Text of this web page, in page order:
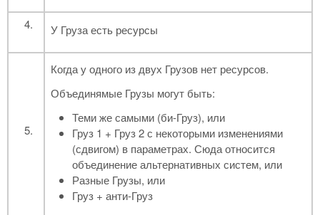
У Груза есть ресурсы
Когда у одного из двух Грузов нет ресурсов.
Объединямые Грузы могут быть:
Теми же самыми (би-Груз), или
Груз 1 + Груз 2 с некоторыми изменениями
(сдвигом) в параметрах. Сюда относится
объединение альтернативных систем, или
Разные Грузы, или
Груз + анти-Груз